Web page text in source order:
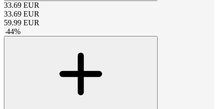
33.69 EUR
33.69 EUR
59.99 EUR
-44%